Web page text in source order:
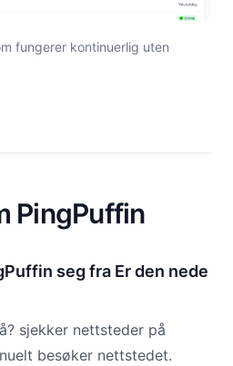
fungerer kontinuerlig uten
PingPuffin
seg fra Er den nede
sjekker nettsteder på
besøker nettstedet.